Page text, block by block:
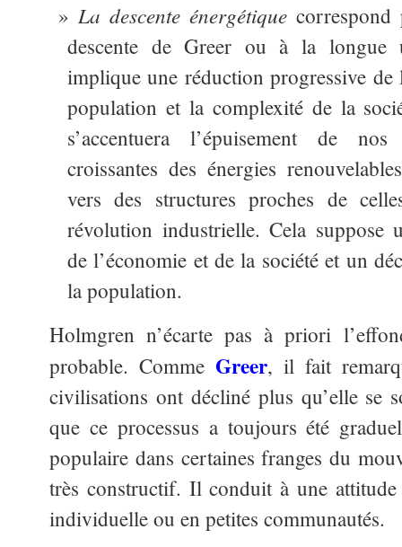
La descente énergétiquecorrespond
descente de Greer ou à la longue
implique une réduction progressive de
population et la complexité de la
s’accentuera l’épuisement de nos
croissantes des énergies
vers des structures proches de
révolution industrielle. Cela suppose
de l’économie et de la société et un
la population.
Holmgren n’écarte pas à priori
probable. Comme Greer, il fait
civilisations ont décliné plus qu’elle se
que ce processus a toujours été
populaire dans certaines franges du
très constructif. Il conduit à une
individuelle ou en petites communautés.